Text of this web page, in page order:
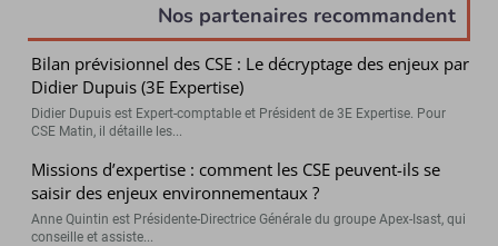
Nos partenaires recommandent
Bilan prévisionnel des CSE : Le décryptage des enjeux par
Didier Dupuis (3E Expertise)
Didier Dupuis est Expert-comptable et Président de 3E Expertise. Pour
CSE Matin, il détaille les...
Missions d’expertise : comment les CSE peuvent-ils se
saisir des enjeux environnementaux ?
Anne Quintin est Présidente-Directrice Générale du groupe Apex-Isast, qui
conseille et assiste...